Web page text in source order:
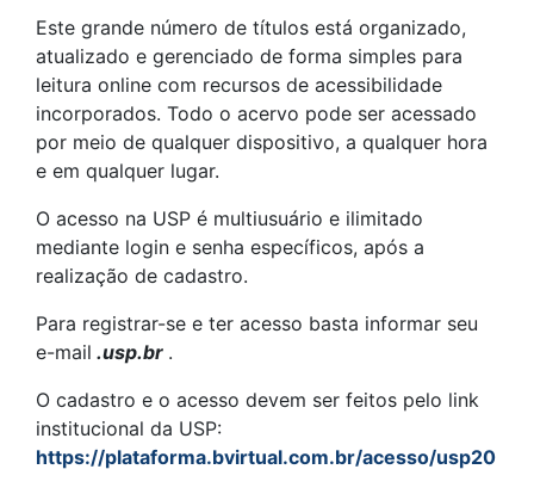
Este grande número de títulos está organizado,
atualizado e gerenciado de forma simples para
leitura online com recursos de acessibilidade
incorporados. Todo o acervo pode ser acessado ​​
por meio de qualquer dispositivo, a qualquer hora
e em qualquer lugar.
O acesso na USP é multiusuário e ilimitado
mediante login e senha específicos, após a
realização de cadastro.
Para registrar-se e ter acesso basta informar seu
e-mail .usp.br .
O cadastro e o acesso devem ser feitos pelo link
institucional da USP:
https://plataforma.bvirtual.com.br/acesso/usp20